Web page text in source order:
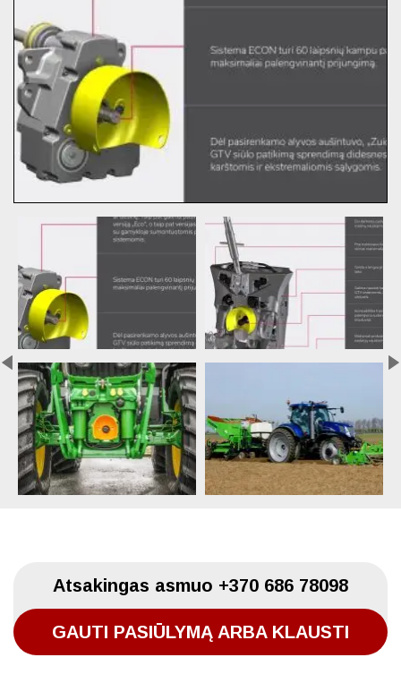
Atsakingas asmuo +370 686 78098
GAUTI PASIŪLYMĄ ARBA KLAUSTI